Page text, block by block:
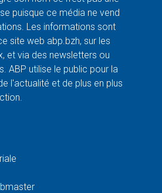
puisque ce média ne vend
Les informations sont
site web abp.bzh, sur les
et via des newsletters ou
ABP utilise le public pour la
l'actualité et de plus en plus